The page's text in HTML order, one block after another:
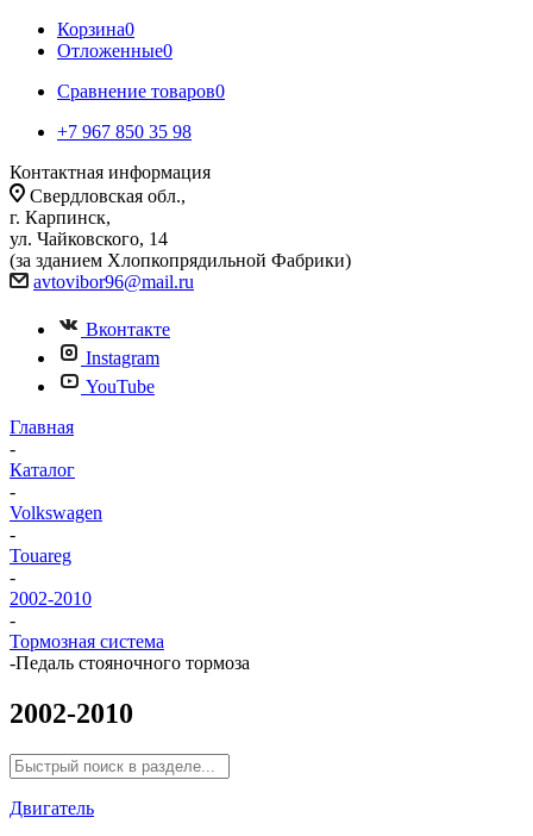
Корзина0
Отложенные0
Сравнение товаров0
+7 967 850 35 98
Контактная информация
Свердловская обл.,
г. Карпинск,
ул. Чайковского, 14
(за зданием Хлопкопрядильной Фабрики)
avtovibor96@mail.ru
Вконтакте
Instagram
YouTube
Главная
-
Каталог
-
Volkswagen
-
Touareg
-
2002-2010
-
Тормозная система
-Педаль стояночного тормоза
2002-2010
Двигатель